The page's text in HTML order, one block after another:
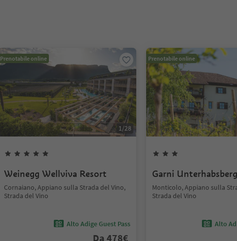
Prenotabile online
1/28
Weinegg Wellviva Resort
Cornaiano, Appiano sulla Strada del Vino,
Strada del Vino
Alto Adige Guest Pass
Da 478€
Prenotabile online
Garni
Monticolo, Appiano sulla
Strada del Vino
Alto